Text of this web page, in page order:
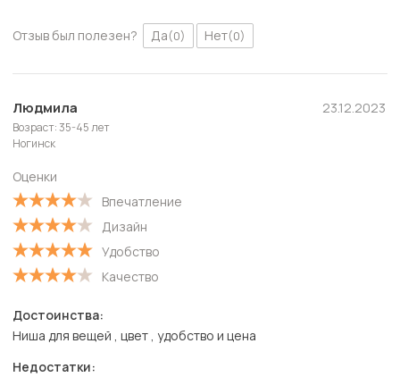
Отзыв был полезен? Да(0) Нет(0)
Людмила
Возраст: 35-45 лет
Ногинск
Оценки
Впечатление
Дизайн
Удобство
Качество
23.12.2023
Достоинства:
Ниша для вещей , цвет , удобство и цена
Недостатки: